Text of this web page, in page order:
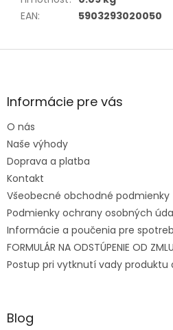
EAN: 5903293020050
Zápätie
Informácie pre vás
O nás
Naše výhody
Doprava a platba
Kontakt
Všeobecné obchodné podmienky
Podmienky ochrany osobných
Informácie a poučenia pre
FORMULÁR NA ODSTÚPENIE OD
Postup pri vytknutí vady produktu
Blog